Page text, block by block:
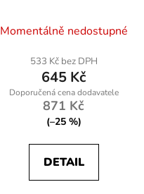
Momentálně nedostupné
533 Kč bez DPH
645 Kč
871 Kč
(–25 %)
DETAIL